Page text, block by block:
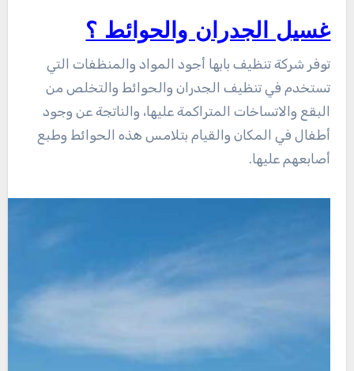
غسيل الجدران والحوائط ؟
توفر شركة تنظيف بابها أجود المواد والمنظفات التي
تستخدم في تنظيف الجدران والحوائط والتخلص من
البقع والاتساخات المتراكمة عليها، والناتجة عن وجود
أطفال في المكان والقيام بتلامس هذه الحوائط وطبع
أصابعهم عليها.